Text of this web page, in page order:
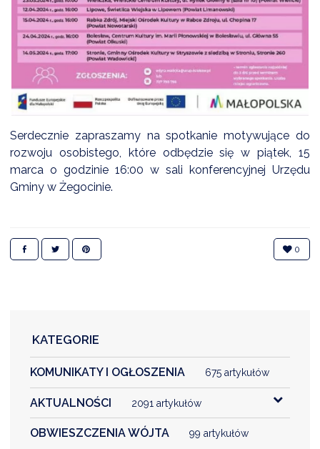
CZYSTE POWIETRZE
Serdecznie zapraszamy na spotkanie motywujące do
rozwoju osobistego, które odbędzie się w piątek, 15
marca o godzinie 16:00 w sali konferencyjnej Urzędu
Gminy w Żegocinie.
0
KATEGORIE
KOMUNIKATY I OGŁOSZENIA 675 artykułów
AKTUALNOŚCI 2091 artykułów
OBWIESZCZENIA WÓJTA 99 artykułów